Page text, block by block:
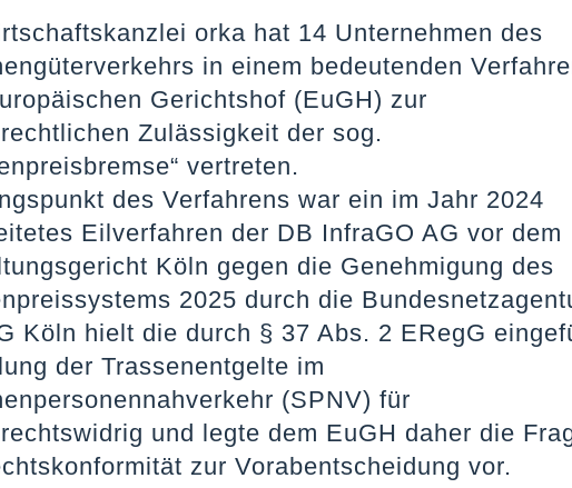
orka hat 14 Unternehmen des
in einem bedeutenden
Gerichtshof (EuGH) zur
Zulässigkeit der sog.
vertreten.
des Verfahrens war ein im Jahr 2024
Eilverfahren der DB InfraGO AG vor dem
Köln gegen die Genehmigung des
2025 durch die
Köln hielt die durch § 37 Abs. 2 ERegG
der Trassenentgelte im
(SPNV) für
und legte dem EuGH daher die
zur Vorabentscheidung vor.